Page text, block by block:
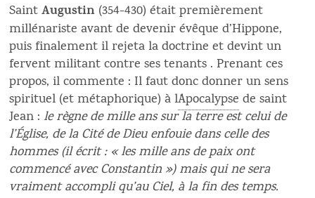
SaintAugustin (354-430) était premièrement
millénariste avant de devenir évêque d’Hippone,
puis finalement il rejeta la doctrine et devint un
fervent militant contre ses tenants . Prenant ces
propos, il commente : Il faut donc donner un sens
spirituel (et métaphorique) à l´Apocalypse de saint
Jean : le règne de mille ans sur la terre est celui de
l’Église, de la Cité de Dieu enfouie dans celle des
hommes (il écrit : « les mille ans de paix ont
commencé avec Constantin ») mais qui ne sera
vraiment accompli qu’au Ciel, à la fin des temps.